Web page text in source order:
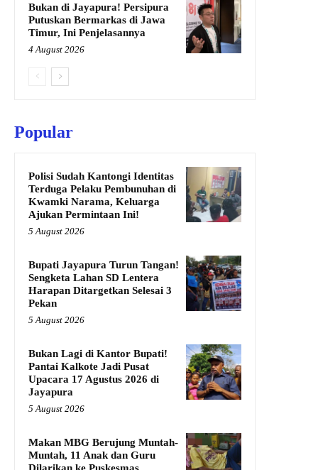
Bukan di Jayapura! Persipura
Putuskan Bermarkas di Jawa
Timur, Ini Penjelasannya
4 August 2026
Popular
Polisi Sudah Kantongi Identitas
Terduga Pelaku Pembunuhan di
Kwamki Narama, Keluarga
Ajukan Permintaan Ini!
5 August 2026
Bupati Jayapura Turun Tangan!
Sengketa Lahan SD Lentera
Harapan Ditargetkan Selesai 3
Pekan
5 August 2026
Bukan Lagi di Kantor Bupati!
Pantai Kalkote Jadi Pusat
Upacara 17 Agustus 2026 di
Jayapura
5 August 2026
Makan MBG Berujung Muntah-
Muntah, 11 Anak dan Guru